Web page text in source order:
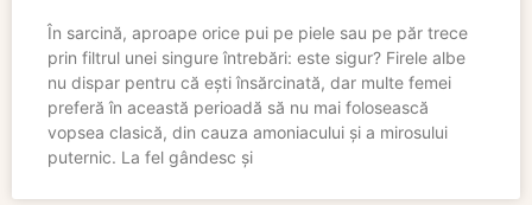
În sarcină, aproape orice pui pe piele sau pe păr trece
prin filtrul unei singure întrebări: este sigur? Firele albe
nu dispar pentru că ești însărcinată, dar multe femei
preferă în această perioadă să nu mai folosească
vopsea clasică, din cauza amoniacului și a mirosului
puternic. La fel gândesc și